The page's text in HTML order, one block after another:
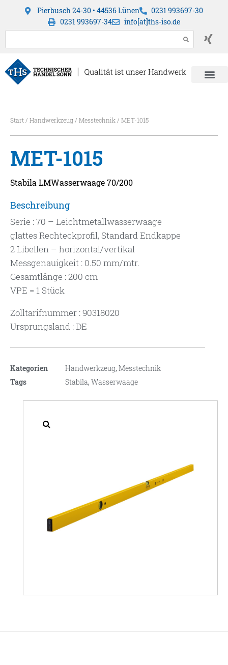
Pierbusch 24-30 • 44536 Lünen
0231 993697-30
0231 993697-34
info[at]ths-iso.de
Start/ Handwerkzeug/ Messtechnik/ MET-1015
MET-1015
Stabila LMWasserwaage 70/200
Beschreibung
Serie : 70 – Leichtmetallwasserwaage
glattes Rechteckprofil, Standard Endkappe
2 Libellen – horizontal/vertikal
Messgenauigkeit : 0.50 mm/mtr.
Gesamtlänge : 200 cm
VPE = 1 Stück
Zolltarifnummer : 90318020
Ursprungsland : DE
Kategorien Handwerkzeug,Messtechnik
Tags
Stabila,Wasserwaage